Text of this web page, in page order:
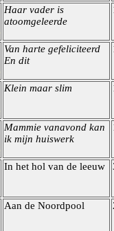
Haar vader is
atoomgeleerde
Van harte gefeliciteerd
En dit
Klein maar slim
Mammie vanavond kan
ik mijn huiswerk
In het hol van de leeuw
Aan de Noordpool